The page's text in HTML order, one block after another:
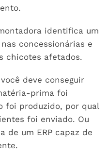
identifica um
concessionárias e
chicotes afetados.
deve conseguir
prima foi
foi produzido, por qual
foi enviado. Ou
de um ERP capaz de